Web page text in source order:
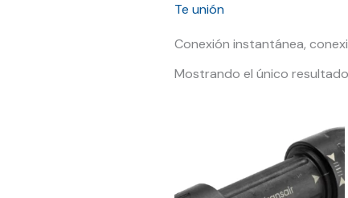
Te unión
Conexión instantánea,
Mostrando el único resultado